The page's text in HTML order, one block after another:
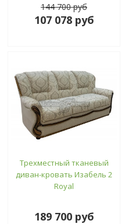
144 700 руб
107 078 руб
Трехместный тканевый
диван-кровать Изабель 2
Royal
189 700 руб